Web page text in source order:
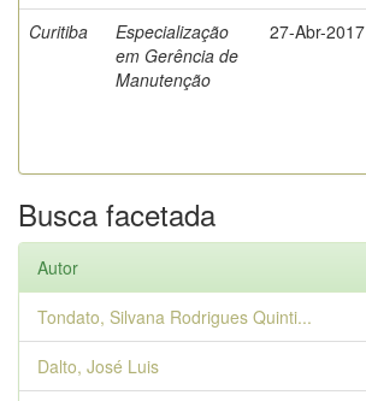
Curitiba
Especialização
em Gerência de
Manutenção
27-Abr-2017
Busca facetada
Autor
Tondato, Silvana Rodrigues Quinti...
Dalto, José Luis